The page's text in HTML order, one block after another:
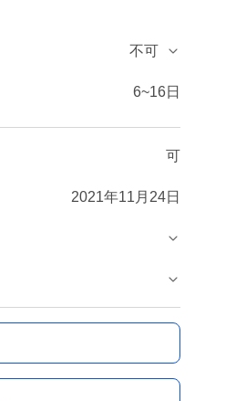
不可
6~16日
可
2021年11月24日